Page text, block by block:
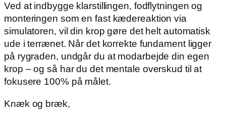
Ved at indbygge klarstillingen, fodflytningen og
monteringen som en fast kædereaktion via
simulatoren, vil din krop gøre det helt automatisk
ude i terrænet. Når det korrekte fundament ligger
på rygraden, undgår du at modarbejde din egen
krop – og så har du det mentale overskud til at
fokusere 100% på målet.
Knæk og bræk,